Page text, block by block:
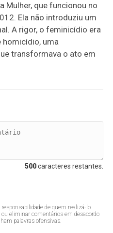
Mulher, que funcionou no
Ela não introduziu um
A rigor, o feminicídio era
homicídio, uma
transformava o ato em
500caracteres restantes.
de quem realizá-lo.
eliminar comentários em desacordo
palavras ofensivas.